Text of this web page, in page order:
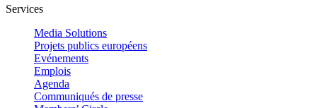
Services
Media Solutions
Projets publics européens
Evénements
Emplois
Agenda
Communiqués de presse